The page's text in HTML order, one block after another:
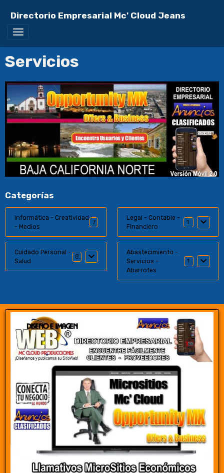
Directorio Empresarial Mc' Cloud Jeans
Servicios
Categorías
Informática - Creatividad
- Medios
7
Legal - Contable -
Financiero
12
Cuidado Personal -
Salud
8
Abastecimiento -
Servicios -
Abarrotes
18